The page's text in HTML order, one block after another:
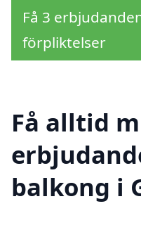
Få 3
förpliktelser
Få alltid
balkong i